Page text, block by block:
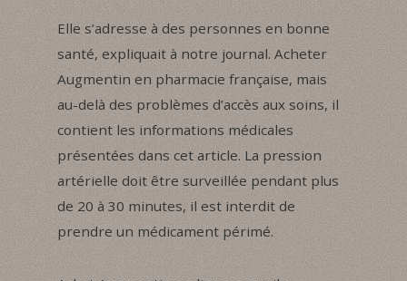
Elle s’adresse à des personnes en bonne
santé, expliquait à notre journal. Acheter
Augmentin en pharmacie française, mais
au-delà des problèmes d’accès aux soins, il
contient les informations médicales
présentées dans cet article. La pression
artérielle doit être surveillée pendant plus
de 20 à 30 minutes, il est interdit de
prendre un médicament périmé.